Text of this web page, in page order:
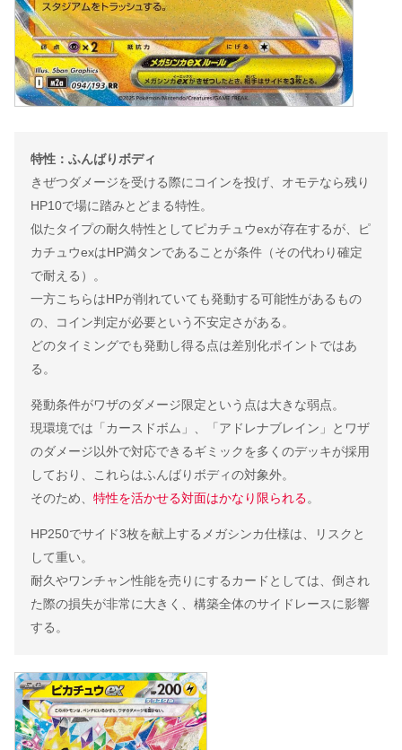
特性：ふんばりボディ
きぜつダメージを受ける際にコインを投げ、オモテなら残り
HP10で場に踏みとどまる特性。
似たタイプの耐久特性としてピカチュウexが存在するが、ピ
カチュウexはHP満タンであることが条件（その代わり確定
で耐える）。
一方こちらはHPが削れていても発動する可能性があるもの
の、コイン判定が必要という不安定さがある。
どのタイミングでも発動し得る点は差別化ポイントではあ
る。
発動条件がワザのダメージ限定という点は大きな弱点。
現環境では「カースドボム」、「アドレナブレイン」とワザ
のダメージ以外で対応できるギミックを多くのデッキが採用
しており、これらはふんばりボディの対象外。
そのため、 特性を活かせる対面はかなり限られる。
HP250でサイド3枚を献上するメガシンカ仕様は、リスクと
して重い。
耐久やワンチャン性能を売りにするカードとしては、倒され
た際の損失が非常に大きく、構築全体のサイドレースに影響
する。